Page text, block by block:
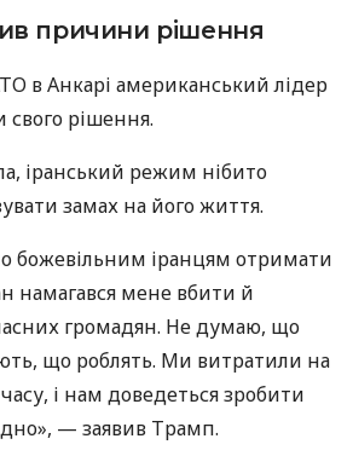
причини рішення
в Анкарі американський лідер
рішення.
іранський режим нібито
замах на його життя.
божевільним іранцям отримати
намагався мене вбити й
громадян. Не думаю, що
що роблять. Ми витратили на
і нам доведеться зробити
— заявив Трамп.